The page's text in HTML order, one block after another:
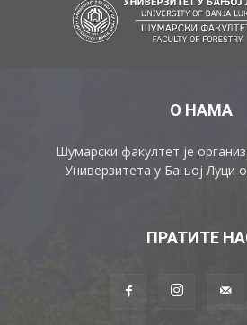
О НАМА
Шумарски факултет је
Универзитета у Бањој Луци
ПРАТИТЕ